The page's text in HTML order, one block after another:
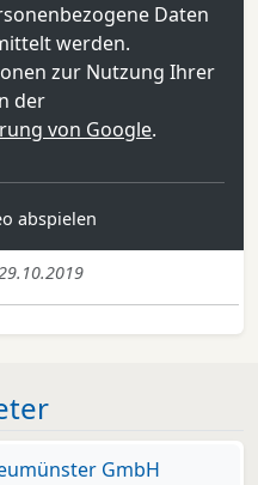
Daten
werden.
zur Nutzung Ihrer
der
von Google.
abspielen
GmbH